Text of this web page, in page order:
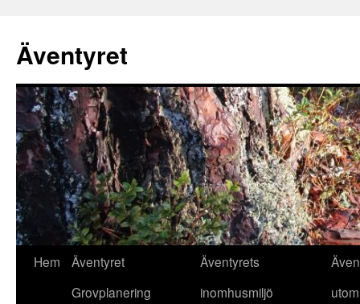
Äventyret
Hoppa
Hem
Äventyret
Grovplanering
Äventyrets
inomhusmiljö